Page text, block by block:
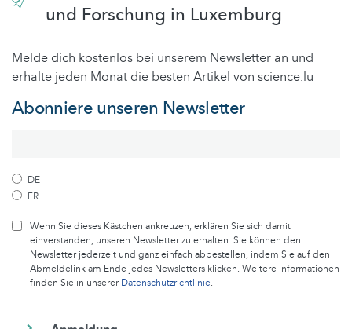
und Forschung in Luxemburg
Melde dich kostenlos bei unserem Newsletter an und
erhalte jeden Monat die besten Artikel von science.lu
Abonniere unseren Newsletter
DE
FR
Wenn Sie dieses Kästchen ankreuzen, erklären Sie sich damit
einverstanden, unseren Newsletter zu erhalten. Sie können den
Newsletter jederzeit und ganz einfach abbestellen, indem Sie auf den
Abmeldelink am Ende jedes Newsletters klicken. Weitere Informationen
finden Sie in unsererDatenschutzrichtlinie.